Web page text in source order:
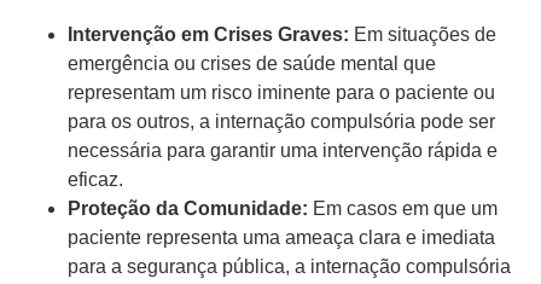
Intervenção em Crises Graves: Em situações de
emergência ou crises de saúde mental que
representam um risco iminente para o paciente ou
para os outros, a internação compulsória pode ser
necessária para garantir uma intervenção rápida e
eficaz.
Proteção da Comunidade: Em casos em que um
paciente representa uma ameaça clara e imediata
para a segurança pública, a internação compulsória